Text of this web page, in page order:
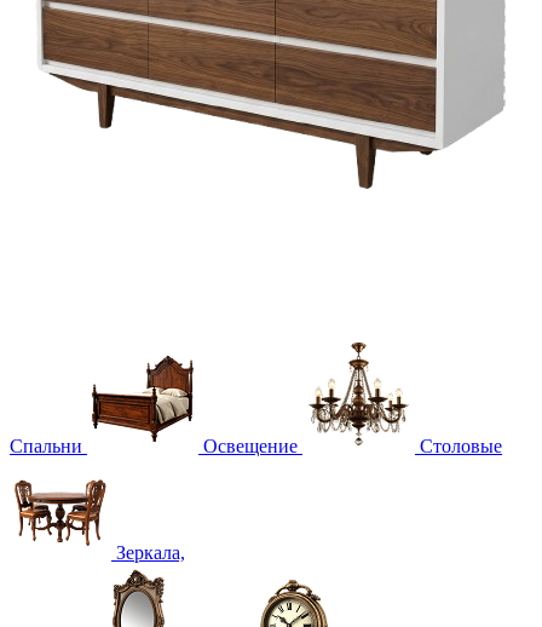
Спальни Освещение Столовые
Зеркала,